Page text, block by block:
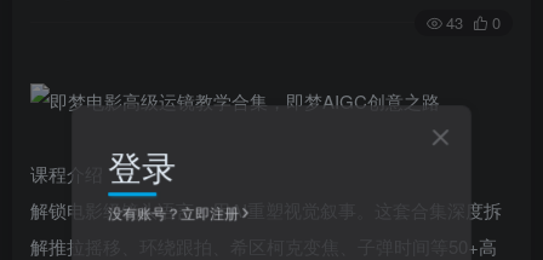
43 0
课程介绍
解锁电影级镜头语言，用AI重塑视觉叙事。这套合集深度拆
解推拉摇移、环绕跟拍、希区柯克变焦、子弹时间等50+高
登录
没有账号？立即注册